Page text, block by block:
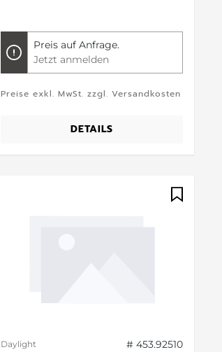
Preis auf Anfrage.
Jetzt anmelden
Preise exkl. MwSt. zzgl. Versandkosten
DETAILS
Daylight # 453.92510